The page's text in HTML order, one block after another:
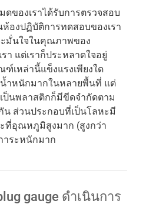
ของเราได้รับการตรวจสอบ
ห้องปฏิบัติการทดสอบของเรา
ะมั่นใจในคุณภาพของ
า แต่เราก็ประหลาดใจอยู่
ฑ์เหล่านี้แข็งแรงเพียงใด
น้ำหนักมากในหลายพื้นที่ แต่
ป็นพลาสติกก็มีขีดจำกัดตาม
น ส่วนประกอบที่เป็นโลหะมี
ที่อุณหภูมิสูงมาก (สูงกว่า
าระหนักมาก
gauge ดำเนินการ